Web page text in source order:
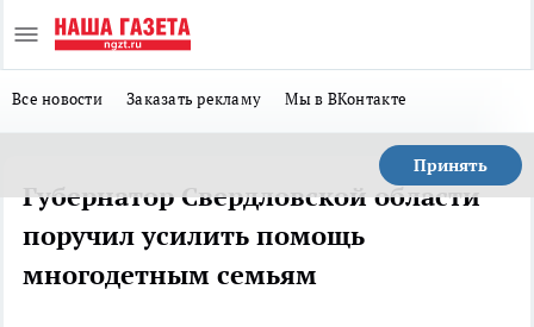
Все новости Заказать рекламу Мы в ВКонтакте
Принять
Губернатор Свердловской области
поручил усилить помощь
многодетным семьям